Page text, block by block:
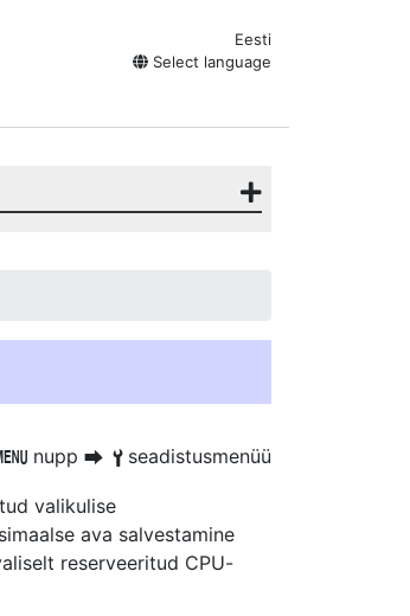
Eesti
Select language
nupp U B seadistusmenüü
valikulise
ava salvestamine
reserveeritud CPU-